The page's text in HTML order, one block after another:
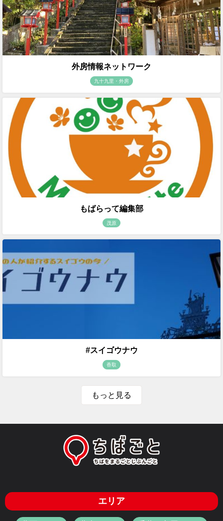
外房情報ネットワーク
九十九里・外房
もばらって編集部
茂原
#スイゴウナウ
香取
もっと見る
エリア